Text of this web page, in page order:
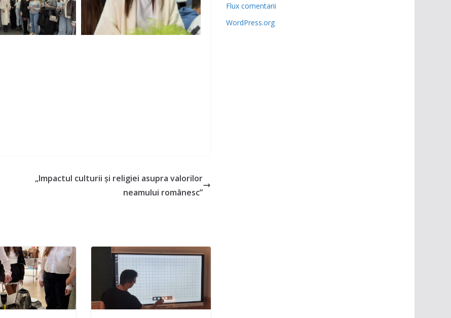
„Impactul culturii și religiei asupra valorilor
neamului românesc”
Flux comentarii
WordPress.org